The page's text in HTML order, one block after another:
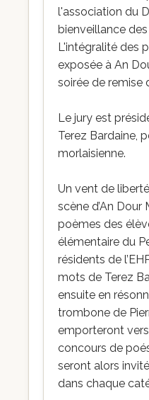
l'association du
bienveillance
L'intégralité des
exposée à An
soirée de remise
Le jury est
Terez Bardaine,
morlaisienne.
Un vent de
scène d’An Dour
poèmes des
élémentaire du
résidents de
mots de Terez
ensuite en
trombone de
emporteront
concours de
seront alors
dans chaque